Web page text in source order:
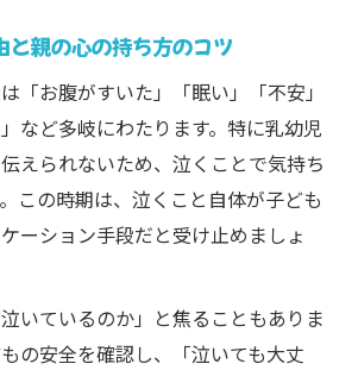
長を後押しする支援制度一覧
省ガイドラインを活かす子ども育
援制度の現状と課題をやさしく解
もできる自己肯定感の育て方
で子どもの自己肯定感を守る工夫
と親の心の持ち方のコツ
「お腹がすいた」「眠い」「不安」
など多岐にわたります。特に乳幼児
えられないため、泣くことで気持ち
この時期は、泣くこと自体が子ども
ーション手段だと受け止めましょ
いているのか」と焦ることもありま
の安全を確認し、「泣いても大丈